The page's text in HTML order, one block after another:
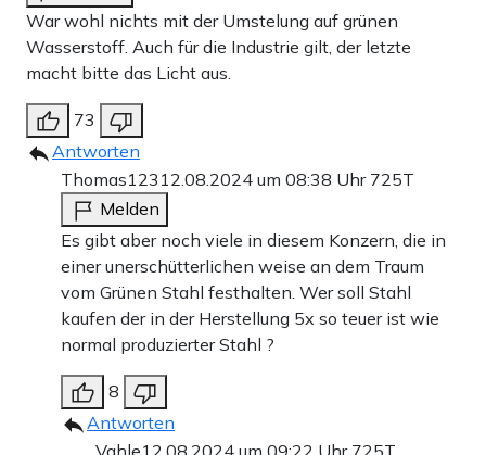
War wohl nichts mit der Umstelung auf grünen
Wasserstoff. Auch für die Industrie gilt, der letzte
macht bitte das Licht aus.
73
Antworten
Thomas123 12.08.2024 um 08:38 Uhr 725T
Melden
Es gibt aber noch viele in diesem Konzern, die in
einer unerschütterlichen weise an dem Traum
vom Grünen Stahl festhalten. Wer soll Stahl
kaufen der in der Herstellung 5x so teuer ist wie
normal produzierter Stahl ?
8
Antworten